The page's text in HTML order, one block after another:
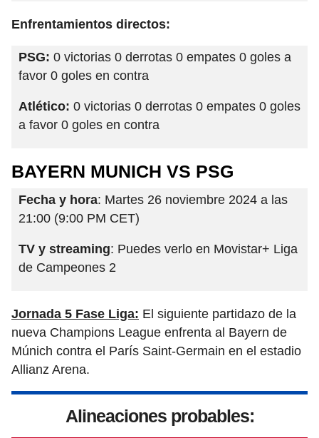
Enfrentamientos directos:
PSG: 0 victorias 0 derrotas 0 empates 0 goles a
favor 0 goles en contra
Atlético: 0 victorias 0 derrotas 0 empates 0 goles
a favor 0 goles en contra
BAYERN MUNICH VS PSG
Fecha y hora: Martes 26 noviembre 2024 a las
21:00 (9:00 PM CET)
TV y streaming: Puedes verlo en Movistar+ Liga
de Campeones 2
Jornada 5 Fase Liga: El siguiente partidazo de la
nueva Champions League enfrenta al Bayern de
Múnich contra el París Saint-Germain en el estadio
Allianz Arena.
Alineaciones probables: